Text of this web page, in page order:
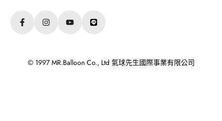
正確塗抹後約可延長1~2倍漂浮時間
© 1997 MR.Balloon Co., Ltd 氣球先生國際事業有限公司